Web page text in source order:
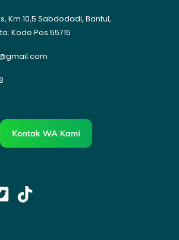
Km 10,5 Sabdodadi, Bantul,
Kode Pos 55715